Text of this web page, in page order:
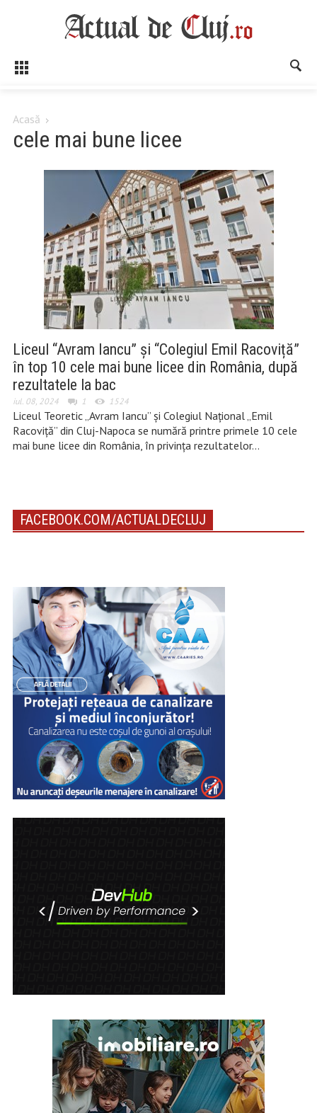
Acasă
cele mai bune licee
Liceul “Avram Iancu” și “Colegiul Emil Racoviță”
în top 10 cele mai bune licee din România, după
rezultatele la bac
iul. 08, 2024 1 1524
Liceul Teoretic „Avram Iancu” și Colegiul Național „Emil
Racoviță” din Cluj-Napoca se numără printre primele 10 cele
mai bune licee din România, în privința rezultatelor…
FACEBOOK.COM/ACTUALDECLUJ